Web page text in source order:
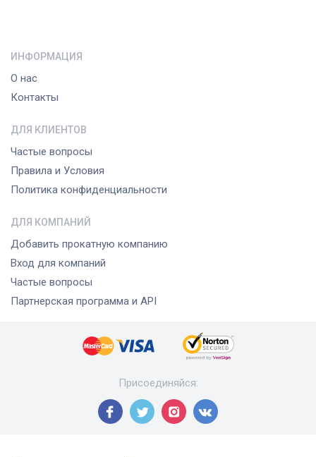
ИНФОРМАЦИЯ
О нас
Контакты
ДЛЯ КЛИЕНТОВ
Частые вопросы
Правила и Условия
Политика конфиденциальности
ДЛЯ КОМПАНИЙ
Добавить прокатную компанию
Вход для компаний
Частые вопросы
Партнерская программа и API
Присоединяйся: